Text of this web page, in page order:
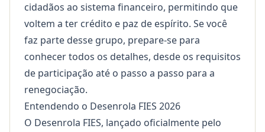
cidadãos ao sistema financeiro, permitindo que
voltem a ter crédito e paz de espírito. Se você
faz parte desse grupo, prepare-se para
conhecer todos os detalhes, desde os requisitos
de participação até o passo a passo para a
renegociação.
Entendendo o Desenrola FIES 2026
O Desenrola FIES, lançado oficialmente pelo